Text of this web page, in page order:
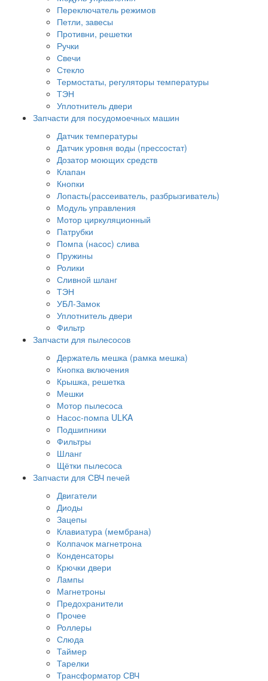
Переключатель режимов
Петли, завесы
Противни, решетки
Ручки
Свечи
Стекло
Термостаты, регуляторы температуры
ТЭН
Уплотнитель двери
Запчасти для посудомоечных машин
Датчик температуры
Датчик уровня воды (прессостат)
Дозатор моющих средств
Клапан
Кнопки
Лопасть(рассеиватель, разбрызгиватель)
Модуль управления
Мотор циркуляционный
Патрубки
Помпа (насос) слива
Пружины
Ролики
Сливной шланг
ТЭН
УБЛ-Замок
Уплотнитель двери
Фильтр
Запчасти для пылесосов
Держатель мешка (рамка мешка)
Кнопка включения
Крышка, решетка
Мешки
Мотор пылесоса
Насос-помпа ULKA
Подшипники
Фильтры
Шланг
Щётки пылесоса
Запчасти для СВЧ печей
Двигатели
Диоды
Зацепы
Клавиатура (мембрана)
Колпачок магнетрона
Конденсаторы
Крючки двери
Лампы
Магнетроны
Предохранители
Прочее
Роллеры
Слюда
Таймер
Тарелки
Трансформатор СВЧ